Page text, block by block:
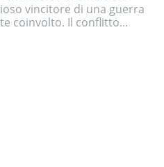
vincitore di una guerra
coinvolto. Il conflitto...